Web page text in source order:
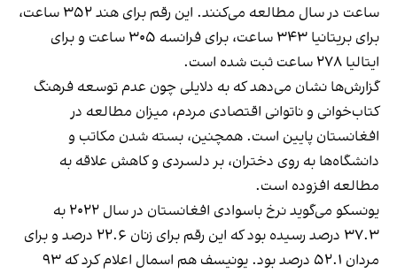
ساعت در سال مطالعه می‌کنند. این رقم برای هند ۳۵۲ ساعت،
برای بریتانیا ۳۴۳ ساعت، برای فرانسه ۳۰۵ ساعت و برای
ایتالیا ۲۷۸ ساعت ثبت شده است.
گزارش‌ها نشان می‌دهد که به دلایلی چون عدم توسعه فرهنگ
کتاب‌خوانی و ناتوانی اقتصادی مردم، میزان مطالعه در
افغانستان پایین است. همچنین، بسته شدن مکاتب و
دانشگاه‌ها به روی دختران، بر دلسردی و کاهش علاقه به
مطالعه افزوده است.
یونسکو می‌گوید نرخ باسوادی افغانستان در سال ۲۰۲۲ به
۳۷.۳ درصد رسیده بود که این رقم برای زنان ۲۲.۶ درصد و برای
مردان ۵۲.۱ درصد بود. یونیسف هم اسمال اعلام کرد که ۹۳